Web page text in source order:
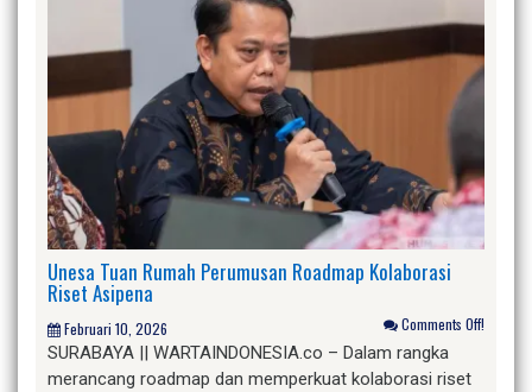
Unesa Tuan Rumah Perumusan Roadmap Kolaborasi
Riset Asipena
Februari 10, 2026 Comments Off!
SURABAYA || WARTAINDONESIA.co – Dalam rangka
merancang roadmap dan memperkuat kolaborasi riset